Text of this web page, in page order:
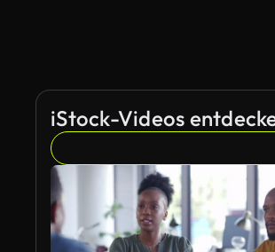
iStock-Videos